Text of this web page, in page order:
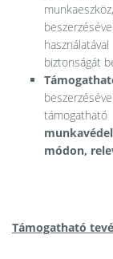
biztonságát
módon,
Támogatható